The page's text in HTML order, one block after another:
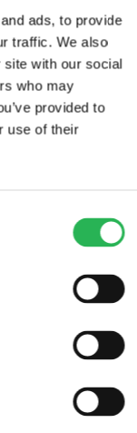
ads, to provide
traffic. We also
site with our social
who may
provided to
use of their